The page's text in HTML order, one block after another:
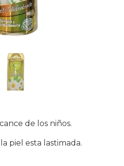
de los niños.
piel esta lastimada.